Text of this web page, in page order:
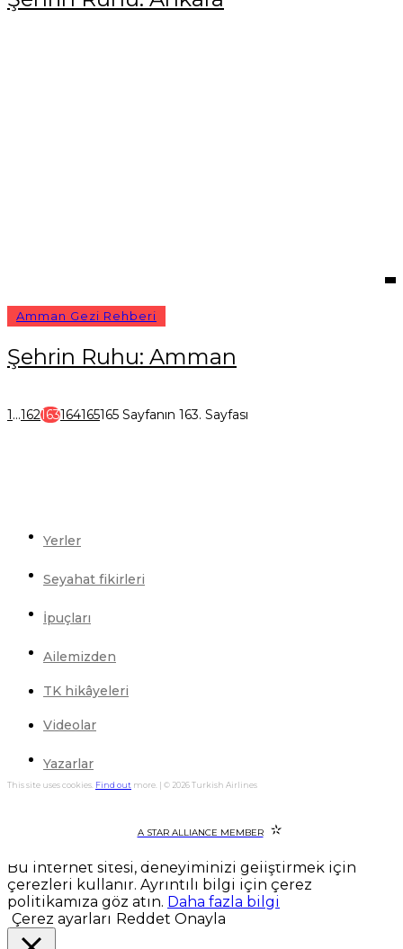
Amman Gezi Rehberi
Şehrin Ruhu: Amman
1...162163164165165 Sayfanın 163. Sayfası
Yerler
Seyahat fikirleri
İpuçları
Ailemizden
TK hikâyeleri
Videolar
Yazarlar
This site uses cookies. Find out more. | © 2026 Turkish Airlines
A STAR ALLIANCE MEMBER
Bu internet sitesi, deneyiminizi geliştirmek için
çerezleri kullanır. Ayrıntılı bilgi için çerez
politikamıza göz atın. Daha fazla bilgi
Çerez ayarları Reddet Onayla